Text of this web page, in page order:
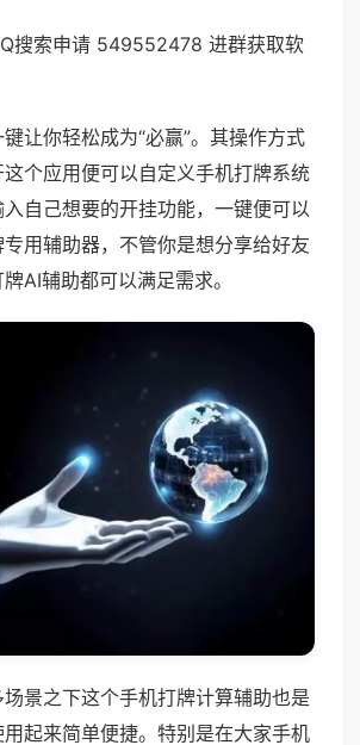
搜索申请 549552478 进群获取软
让你轻松成为“必赢”。其操作方式
个应用便可以自定义手机打牌系统
自己想要的开挂功能，一键便可以
用辅助器，不管你是想分享给好友
AI辅助都可以满足需求。
景之下这个手机打牌计算辅助也是
起来简单便捷。特别是在大家手机